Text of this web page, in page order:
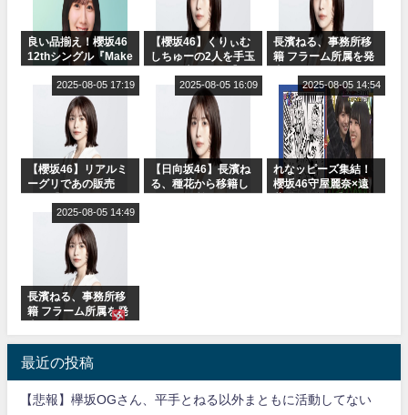
良い品揃え！櫻坂46
12thシングル『Make
ャルグッズ絶賛販売
【櫻坂46】くりぃむ
しちゅーの2人を手玉
りぃむナンタラ】
長濱ねる、事務所移
籍 フラーム所属を発
【櫻坂46】リアルミ
ーグリであの販売
Break』オフィシャ
ルグッズ解禁
2025-08-05 17:19
【日向坂46】長濱ね
る、種花から移籍し
2025-08-05 16:09
れなッピーズ集結！
櫻坂46守屋麗奈×遠
2025-08-05 14:54
長濱ねる、事務所移
籍 フラーム所属を発
2025-08-05 14:49
最近の投稿
【悲報】欅坂OGさん、平手とねる以外まともに活動してない